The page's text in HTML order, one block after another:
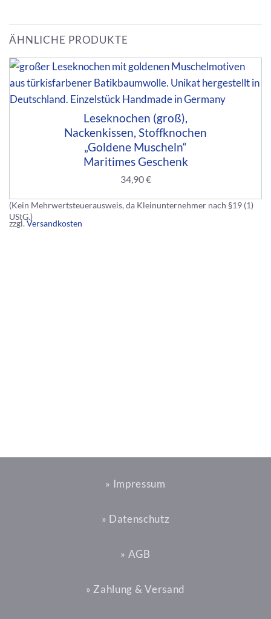
ÄHNLICHE PRODUKTE
Leseknochen (groß),
Nackenkissen, Stoffknochen
„Goldene Muscheln“
Maritimes Geschenk
34,90€
(Kein Mehrwertsteuerausweis, da Kleinunternehmer nach §19 (1)
UStG.)
zzgl.Versandkosten
» Impressum
» Datenschutz
» AGB
» Zahlung & Versand